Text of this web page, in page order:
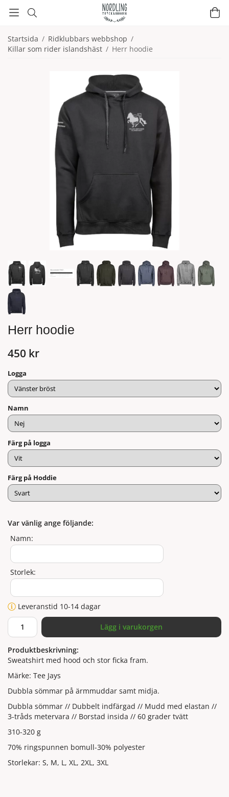
Startsida / Ridklubbars webbshop /
Killar som rider islandshäst / Herr hoodie
Herr hoodie
450 kr
Logga
Namn
Färg på logga
Färg på Hoddie
Var vänlig ange följande:
Namn:
Storlek:
Leveranstid 10-14 dagar
Lägg i varukorgen
Produktbeskrivning:
Sweatshirt med hood och stor ficka fram.
Märke: Tee Jays
Dubbla sömmar på ärmmuddar samt midja.
Dubbla sömmar // Dubbelt indfärgad // Mudd med elastan //
3-tråds metervara // Borstad insida // 60 grader tvätt
310-320 g
70% ringspunnen bomull-30% polyester
Storlekar: S, M, L, XL, 2XL, 3XL